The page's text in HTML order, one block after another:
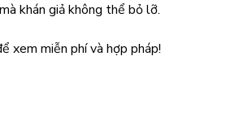
khán giả không thể bỏ lỡ.
xem miễn phí và hợp pháp!